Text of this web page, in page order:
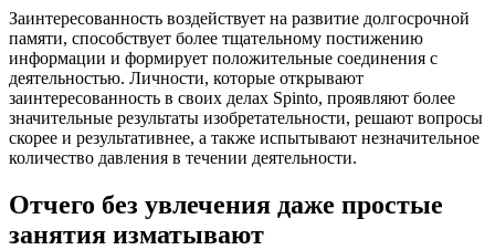
Заинтересованность воздействует на развитие долгосрочной
памяти, способствует более тщательному постижению
информации и формирует положительные соединения с
деятельностью. Личности, которые открывают
заинтересованность в своих делах Spinto, проявляют более
значительные результаты изобретательности, решают вопросы
скорее и результативнее, а также испытывают незначительное
количество давления в течении деятельности.
Отчего без увлечения даже простые
занятия изматывают